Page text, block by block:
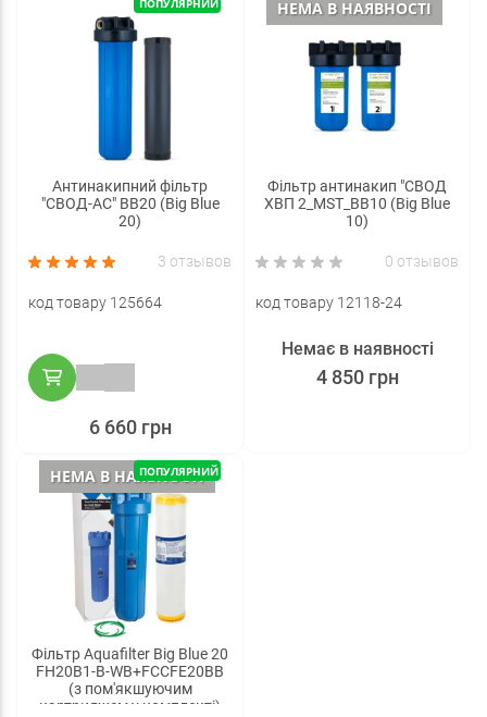
ПОПУЛЯРНИЙ
Антинакипний фільтр
"СВОД-АС" ВВ20 (Big Blue
20)
3 отзывов
код товару 125664
6 660 грн
НЕМА В НАЯВНОСТІ
Фільтр антинакип "СВОД
ХВП 2_MST_BB10 (Big Blue
10)
0 отзывов
код товару 12118-24
4 850 грн
Немає в наявності
НЕМА В НАЯВНОСТІ
ПОПУЛЯРНИЙ
Фільтр Aquafilter Big Blue 20
FH20B1-B-WB+FCCFE20BB
(з пом'якшуючим
картриджем у комплекті)